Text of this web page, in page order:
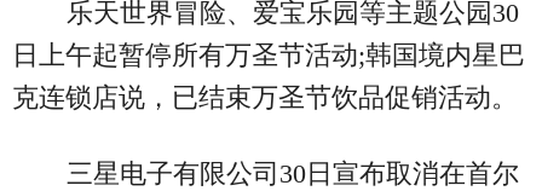
乐天世界冒险、爱宝乐园等主题公园30
日上午起暂停所有万圣节活动;韩国境内星巴
克连锁店说，已结束万圣节饮品促销活动。
三星电子有限公司30日宣布取消在首尔